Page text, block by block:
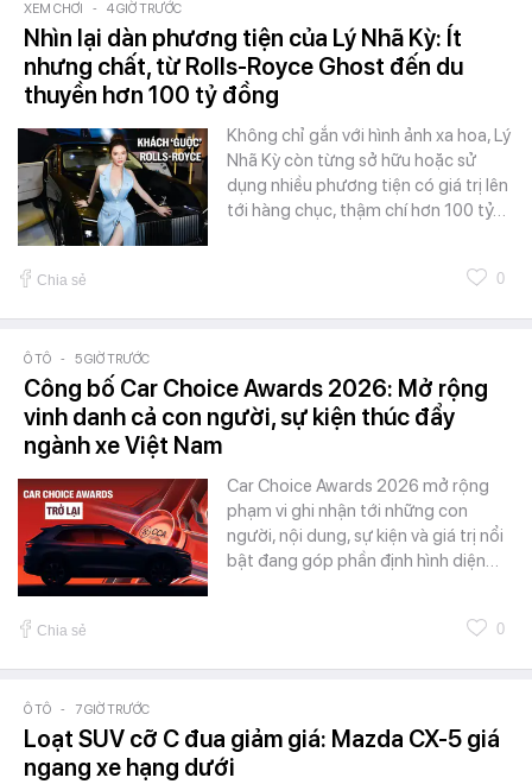
XEM CHƠI - 4 GIỜ TRƯỚC
Nhìn lại dàn phương tiện của Lý Nhã Kỳ: Ít
nhưng chất, từ Rolls-Royce Ghost đến du
thuyền hơn 100 tỷ đồng
Không chỉ gắn với hình ảnh xa hoa, Lý
Nhã Kỳ còn từng sở hữu hoặc sử
dụng nhiều phương tiện có giá trị lên
tới hàng chục, thậm chí hơn 100 tỷ…
Chia sẻ 0
Ô TÔ - 5 GIỜ TRƯỚC
Công bố Car Choice Awards 2026: Mở rộng
vinh danh cả con người, sự kiện thúc đẩy
ngành xe Việt Nam
Car Choice Awards 2026 mở rộng
phạm vi ghi nhận tới những con
người, nội dung, sự kiện và giá trị nổi
bật đang góp phần định hình diện…
Chia sẻ 0
Ô TÔ - 7 GIỜ TRƯỚC
Loạt SUV cỡ C đua giảm giá: Mazda CX-5 giá
ngang xe hạng dưới